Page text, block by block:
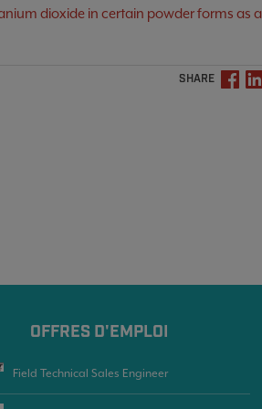
dioxide in certain powder forms as a
SHARE
OFFRES D'EMPLOI
Field Technical Sales Engineer